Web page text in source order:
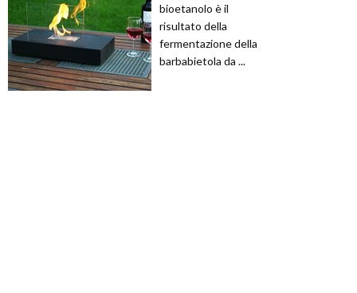
bioetanolo è il
risultato della
fermentazione della
barbabietola da ...